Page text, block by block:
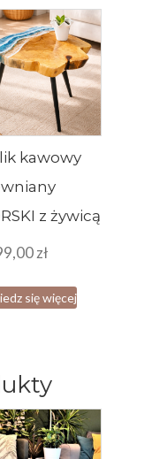
kawowy
z żywicą
zł
się więcej